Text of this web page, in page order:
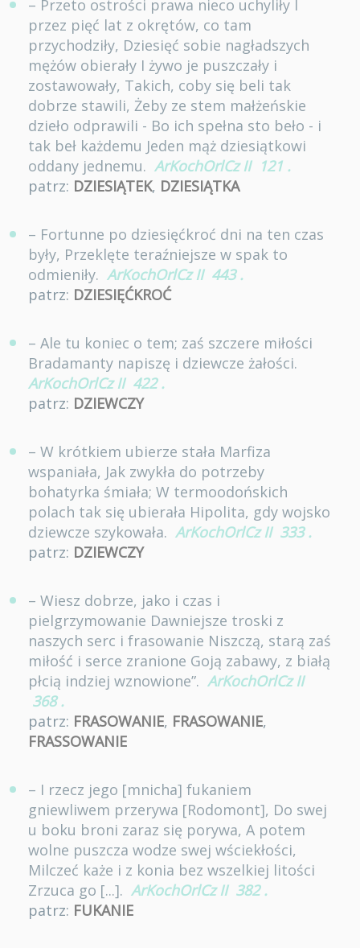
– Przeto ostrości prawa nieco uchyliły I
przez pięć lat z okrętów, co tam
przychodziły, Dziesięć sobie nagładszych
mężów obierały I żywo je puszczały i
zostawowały, Takich, coby się beli tak
dobrze stawili, Żeby ze stem małżeńskie
dzieło odprawili - Bo ich spełna sto beło - i
tak beł każdemu Jeden mąż dziesiątkowi
oddany jednemu. ArKochOrlCz II 121 .
patrz: DZIESIĄTEK, DZIESIĄTKA
– Fortunne po dziesięćkroć dni na ten czas
były, Przeklęte teraźniejsze w spak to
odmieniły. ArKochOrlCz II 443 .
patrz: DZIESIĘĆKROĆ
– Ale tu koniec o tem; zaś szczere miłości
Bradamanty napiszę i dziewcze żałości.
ArKochOrlCz II 422 .
patrz: DZIEWCZY
– W krótkiem ubierze stała Marfiza
wspaniała, Jak zwykła do potrzeby
bohatyrka śmiała; W termoodońskich
polach tak się ubierała Hipolita, gdy wojsko
dziewcze szykowała. ArKochOrlCz II 333 .
patrz: DZIEWCZY
– Wiesz dobrze, jako i czas i
pielgrzymowanie Dawniejsze troski z
naszych serc i frasowanie Niszczą, starą zaś
miłość i serce zranione Goją zabawy, z białą
płcią indziej wznowione”. ArKochOrlCz II
368 .
patrz: FRASOWANIE, FRASOWANIE,
FRASSOWANIE
– I rzecz jego [mnicha] fukaniem
gniewliwem przerywa [Rodomont], Do swej
u boku broni zaraz się porywa, A potem
wolne puszcza wodze swej wściekłości,
Milczeć każe i z konia bez wszelkiej litości
Zrzuca go [...]. ArKochOrlCz II 382 .
patrz: FUKANIE